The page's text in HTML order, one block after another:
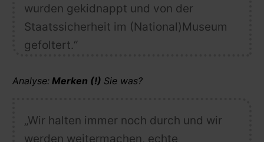
wurden gekidnappt und von der
Staatssicherheit im (National)Museum
gefoltert.“
Analyse: Merken (!) Sie was?
„Wir halten immer noch durch und wir
werden weitermachen, echte